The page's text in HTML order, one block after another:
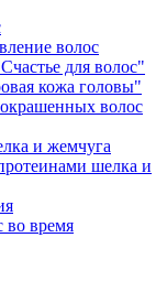
волос
для волос"
кожа головы"
волос
и жемчуга
шелка и
во время